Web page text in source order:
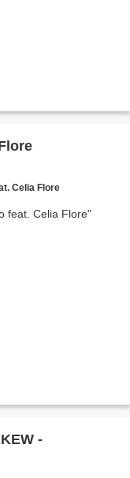
Celia Flore
-